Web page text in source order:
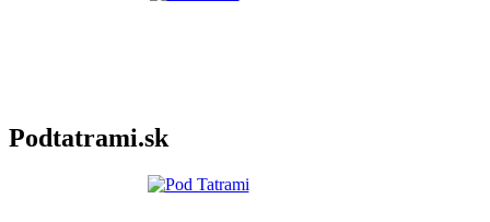
Podtatrami.sk